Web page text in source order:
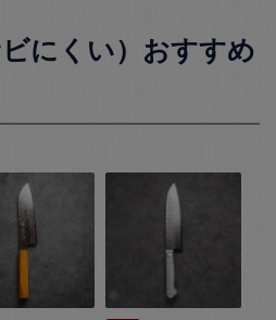
にくい）おすすめ